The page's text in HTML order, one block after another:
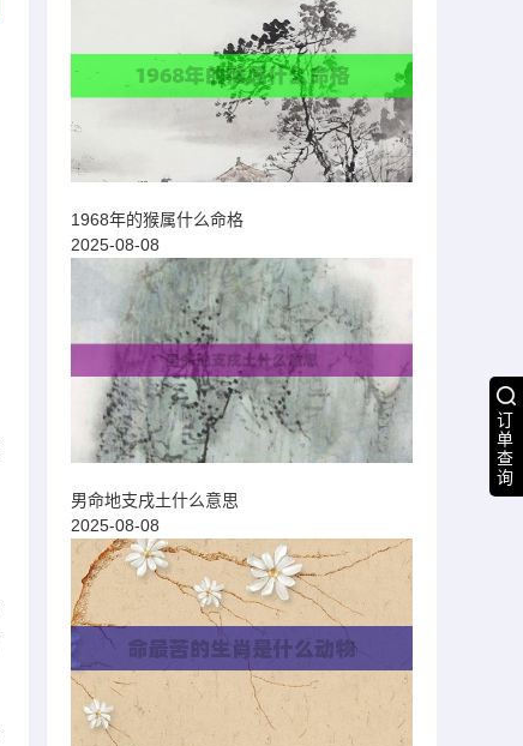
订
单
查
询
1968年的猴属什么命格
2025-08-08
男命地支戌土什么意思
2025-08-08